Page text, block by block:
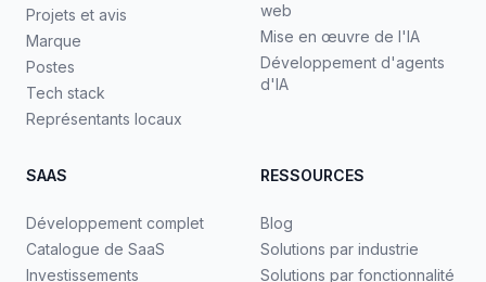
Projets et avis
Marque
Postes
Tech stack
Représentants locaux
web
Mise en œuvre de l'IA
Développement d'agents
d'IA
SAAS
Développement complet
Catalogue de SaaS
Investissements
RESSOURCES
Blog
Solutions par industrie
Solutions par fonctionnalité